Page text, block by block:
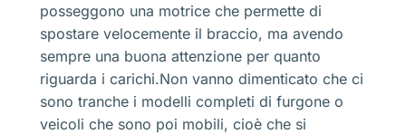
posseggono una motrice che permette di
spostare velocemente il braccio, ma avendo
sempre una buona attenzione per quanto
riguarda i carichi.Non vanno dimenticato che ci
sono tranche i modelli completi di furgone o
veicoli che sono poi mobili, cioè che si